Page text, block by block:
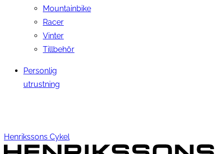
Mountainbike
Racer
Vinter
Tillbehör
Personlig
utrustning
Henrikssons Cykel